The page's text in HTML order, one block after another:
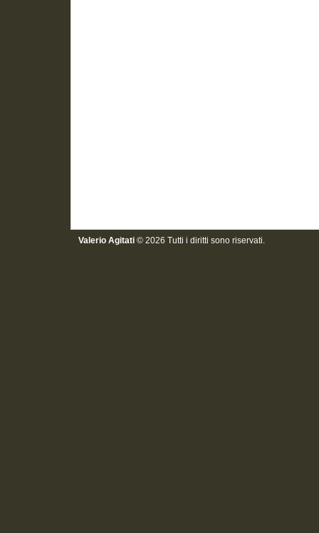
Valerio Agitati © 2026 Tutti i diritti sono riservati.